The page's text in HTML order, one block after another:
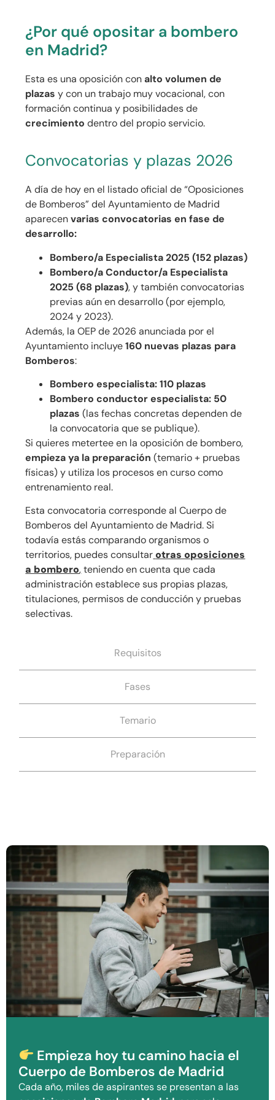
Requisitos
Fases
Temario
Preparación
¿Por qué opositar a bombero
en Madrid?
Esta es una oposición conalto volumen de
plazas y con un trabajo muy vocacional, con
formación continua y posibilidades de
crecimiento dentro del propio servicio.
Convocatorias y plazas 2026
A día de hoy en el listado oficial de “Oposiciones
de Bomberos” del Ayuntamiento de Madrid
aparecenvarias convocatorias en fase de
desarrollo:
Bombero/a Especialista 2025 (152 plazas)
Bombero/a Conductor/a Especialista
2025 (68 plazas), y también convocatorias
previas aún en desarrollo (por ejemplo,
2024 y 2023).
Además, la OEP de 2026 anunciada por el
Ayuntamiento incluye160 nuevas plazas para
Bomberos:
Bombero especialista: 110 plazas
Bombero conductor especialista: 50
plazas (las fechas concretas dependen de
la convocatoria que se publique).
Si quieres metertee en la oposición de bombero,
empieza ya la preparación (temario + pruebas
físicas) y utiliza los procesos en curso como
entrenamiento real.
Esta convocatoria corresponde al Cuerpo de
Bomberos del Ayuntamiento de Madrid. Si
todavía estás comparando organismos o
territorios, puedes consultar otras oposiciones
a bombero,teniendo en cuenta que cada
administración establece sus propias plazas,
titulaciones, permisos de conducción y pruebas
selectivas.
Empieza hoy tu camino hacia el
Cuerpo de Bomberos de Madrid
Cada año, miles de aspirantes se presentan a las